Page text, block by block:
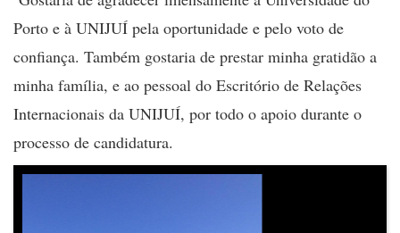
Porto e à UNIJUÍ pela oportunidade e pelo voto de
confiança. Também gostaria de prestar minha gratidão a
minha família, e ao pessoal do Escritório de Relações
Internacionais da UNIJUÍ, por todo o apoio durante o
processo de candidatura.